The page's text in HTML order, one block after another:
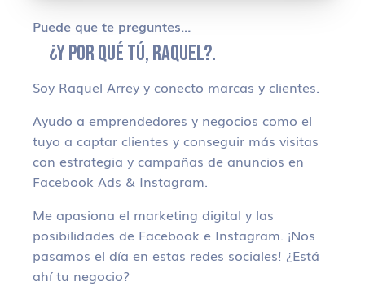
Puede que te preguntes…
¿Y POR QUÉ TÚ, RAQUEL?.
Soy Raquel Arrey y conecto marcas y clientes.
Ayudo a emprendedores y negocios como el
tuyo a captar clientes y conseguir más visitas
con estrategia y campañas de anuncios en
Facebook Ads & Instagram.
Me apasiona el marketing digital y las
posibilidades de Facebook e Instagram. ¡Nos
pasamos el día en estas redes sociales! ¿Está
ahí tu negocio?